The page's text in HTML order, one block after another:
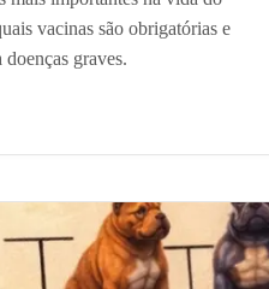
vacinas são obrigatórias e
graves.